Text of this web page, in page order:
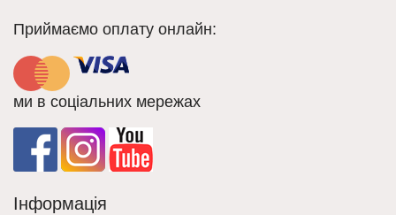
Приймаємо оплату онлайн:
ми в соціальних мережах
Інформація